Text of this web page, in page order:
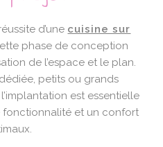
d’une cuisine sur
phase de conception
de l’espace et le plan.
petits ou grands
est essentielle
fonctionnalité et un confort